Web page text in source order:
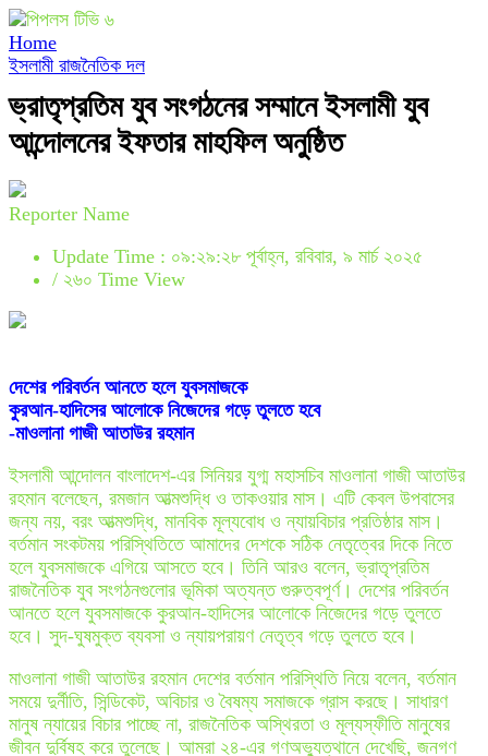
Home
ইসলামী রাজনৈতিক দল
ভ্রাতৃপ্রতিম যুব সংগঠনের সম্মানে ইসলামী যুব
আন্দোলনের ইফতার মাহফিল অনুষ্ঠিত
Reporter Name
Update Time : ০৯:২৯:২৮ পূর্বাহ্ন, রবিবার, ৯ মার্চ ২০২৫
/ ২৬০ Time View
দেশের পরিবর্তন আনতে হলে যুবসমাজকে
কুরআন-হাদিসের আলোকে নিজেদের গড়ে তুলতে হবে
-মাওলানা গাজী আতাউর রহমান
ইসলামী আন্দোলন বাংলাদেশ-এর সিনিয়র যুগ্ম মহাসচিব মাওলানা গাজী আতাউর
রহমান বলেছেন, রমজান আত্মশুদ্ধি ও তাকওয়ার মাস। এটি কেবল উপবাসের
জন্য নয়, বরং আত্মশুদ্ধি, মানবিক মূল্যবোধ ও ন্যায়বিচার প্রতিষ্ঠার মাস।
বর্তমান সংকটময় পরিস্থিতিতে আমাদের দেশকে সঠিক নেতৃত্বের দিকে নিতে
হলে যুবসমাজকে এগিয়ে আসতে হবে। তিনি আরও বলেন, ভ্রাতৃপ্রতিম
রাজনৈতিক যুব সংগঠনগুলোর ভূমিকা অত্যন্ত গুরুত্বপূর্ণ। দেশের পরিবর্তন
আনতে হলে যুবসমাজকে কুরআন-হাদিসের আলোকে নিজেদের গড়ে তুলতে
হবে। সুদ-ঘুষমুক্ত ব্যবসা ও ন্যায়পরায়ণ নেতৃত্ব গড়ে তুলতে হবে।
মাওলানা গাজী আতাউর রহমান দেশের বর্তমান পরিস্থিতি নিয়ে বলেন, বর্তমান
সময়ে দুর্নীতি, সিন্ডিকেট, অবিচার ও বৈষম্য সমাজকে গ্রাস করছে। সাধারণ
মানুষ ন্যায়ের বিচার পাচ্ছে না, রাজনৈতিক অস্থিরতা ও মূল্যস্ফীতি মানুষের
জীবন দুর্বিষহ করে তুলেছে। আমরা ২৪-এর গণঅভ্যুত্থানে দেখেছি, জনগণ